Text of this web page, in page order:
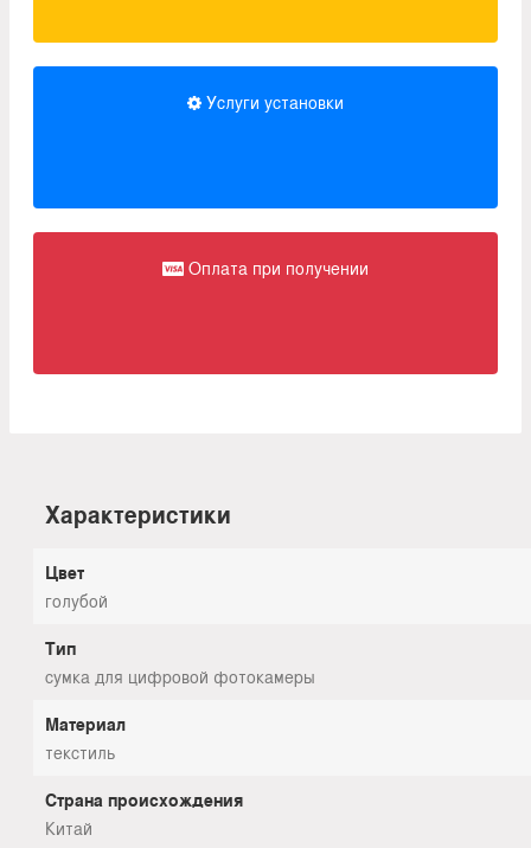
Услуги установки
Оплата при получении
Характеристики
Цвет
голубой
Тип
сумка для цифровой фотокамеры
Материал
текстиль
Страна происхождения
Китай